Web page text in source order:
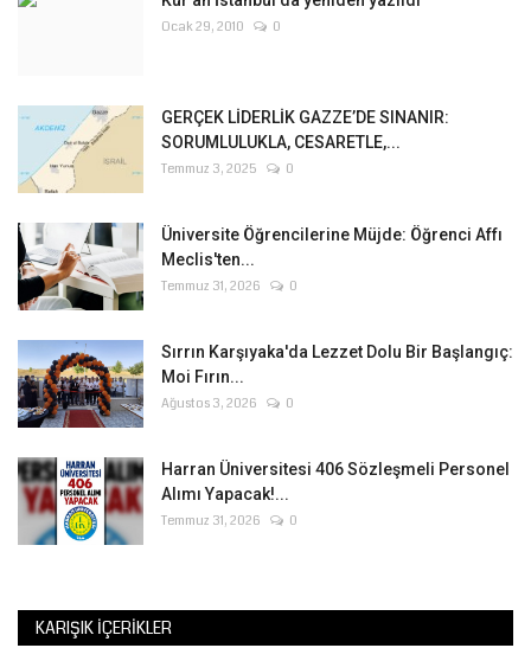
Ocak 29, 2010 0
GERÇEK LİDERLİK GAZZE’DE SINANIR:
SORUMLULUKLA, CESARETLE,...
Temmuz 3, 2025 0
Üniversite Öğrencilerine Müjde: Öğrenci Affı
Meclis'ten...
Temmuz 31, 2026 0
Sırrın Karşıyaka'da Lezzet Dolu Bir Başlangıç:
Moi Fırın...
Ağustos 3, 2026 0
Harran Üniversitesi 406 Sözleşmeli Personel
Alımı Yapacak!...
Temmuz 31, 2026 0
KARIŞIK İÇERIKLER